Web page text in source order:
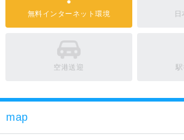
無料インターネット環境
空港送迎
map